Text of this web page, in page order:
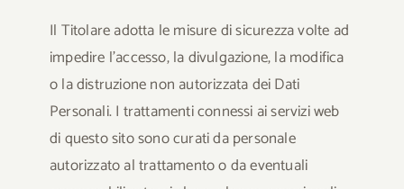
Il Titolare adotta le misure di sicurezza volte ad
impedire l’accesso, la divulgazione, la modifica
o la distruzione non autorizzata dei Dati
Personali. I trattamenti connessi ai servizi web
di questo sito sono curati da personale
autorizzato al trattamento o da eventuali